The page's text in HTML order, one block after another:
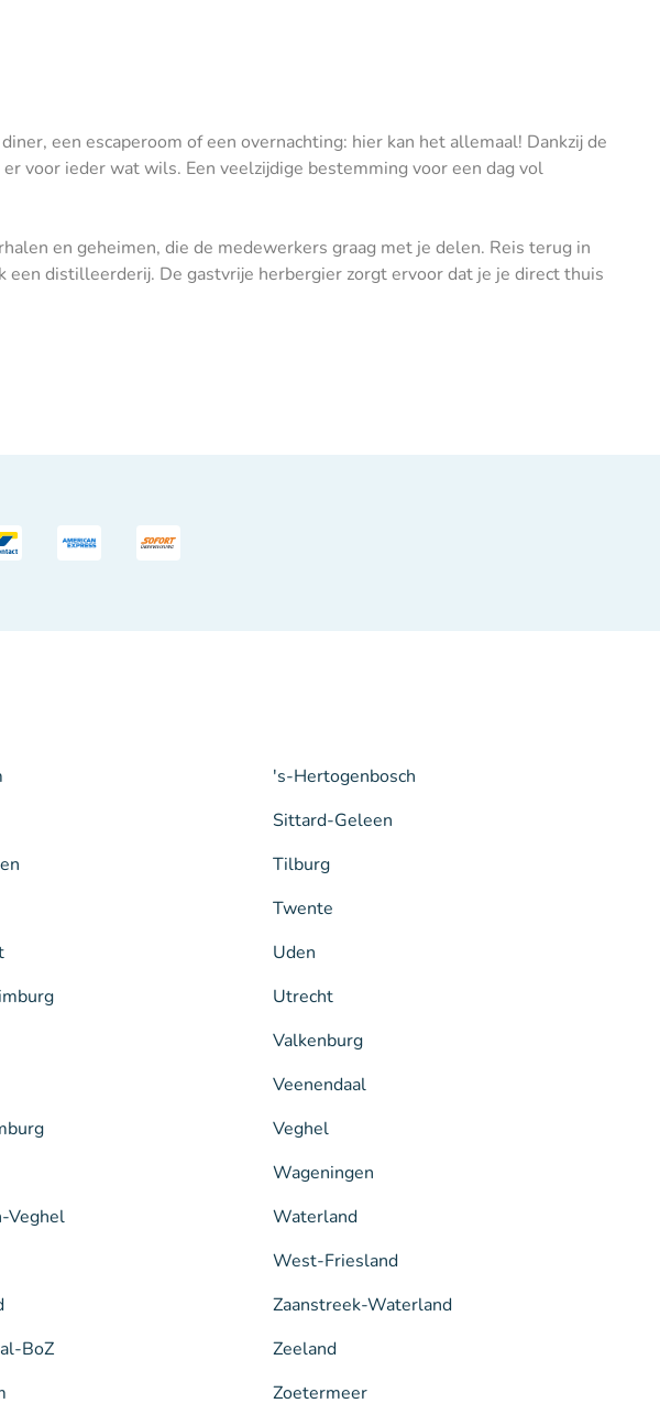
een escaperoom of een overnachting: hier kan het allemaal! Dankzij de
voor ieder wat wils. Een veelzijdige bestemming voor een dag vol
en geheimen, die de medewerkers graag met je delen. Reis terug in
distilleerderij. De gastvrije herbergier zorgt ervoor dat je je direct thuis
Veghel
BoZ
's-Hertogenbosch
Sittard-Geleen
Tilburg
Twente
Uden
Utrecht
Valkenburg
Veenendaal
Veghel
Wageningen
Waterland
West-Friesland
Zaanstreek-Waterland
Zeeland
Zoetermeer